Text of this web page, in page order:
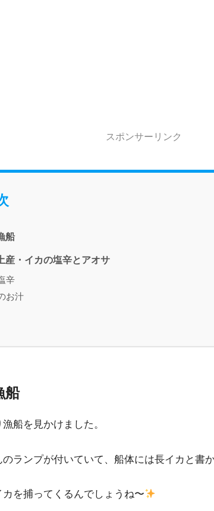
スポンサーリンク
船
産・イカの塩辛とアオサ
辛
お汁
船
船を見かけました。
ランプが付いていて、船体には長イカと書
を捕ってくるんでしょうね〜